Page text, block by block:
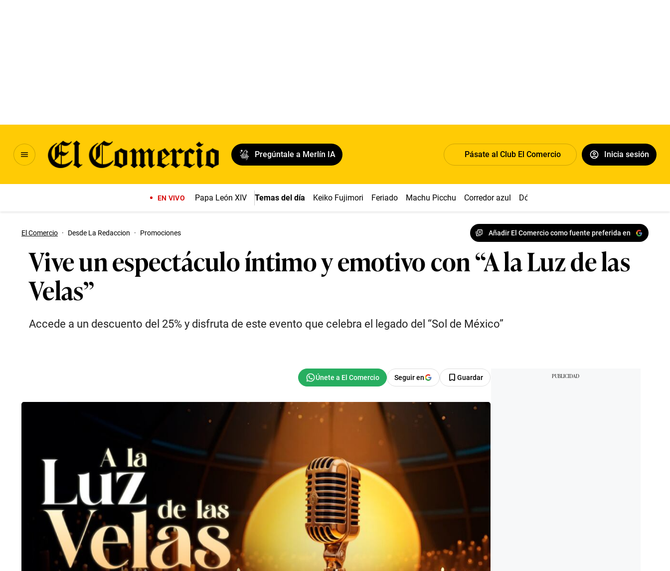
Pregúntale a Merlín IA Pásate al Club El Comercio Inicia sesión
EN VIVO Papa León XIV Temas del día Keiko Fujimori Feriado Machu Picchu Corredor azul Dólar
El Comercio · Desde La Redaccion · Promociones Añadir El Comercio como fuente preferida en
Vive un espectáculo íntimo y emotivo con “A la Luz de las
Velas”
Accede a un descuento del 25% y disfruta de este evento que celebra el legado del “Sol de México”
Seguir en Guardar